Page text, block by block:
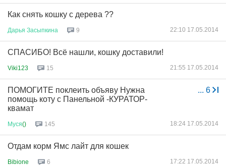
Как снять кошку с дерева ??
Дарья Засыпкина 9 22:10 17.05.2014
СПАСИБО! Всё нашли, кошку доставили!
Viki123 15 21:55 17.05.2014
... 6
ПОМОГИТЕ поклеить объяву Нужна
помощь коту с Панельной -КУРАТОР-
квамат
Муся() 145 18:24 17.05.2014
Отдам корм Ямс лайт для кошек
Bibione 6 17:22 17.05.2014